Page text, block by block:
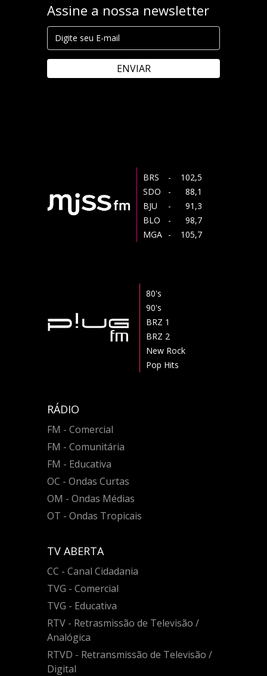
Assine a nossa newsletter
ENVIAR
BRS
- 102,5
SDO
- 88,1
BJU
- 91,3
BLO
- 98,7
MGA - 105,7
80's
90's
BRZ 1
BRZ 2
New Rock
Pop Hits
RÁDIO
FM - Comercial
FM - Comunitária
FM - Educativa
OC - Ondas Curtas
OM - Ondas Médias
OT - Ondas Tropicais
TV ABERTA
CC - Canal Cidadania
TVG - Comercial
TVG - Educativa
RTV - Retrasmissão de Televisão /
Analógica
RTVD - Retransmissão de Televisão /
Digital